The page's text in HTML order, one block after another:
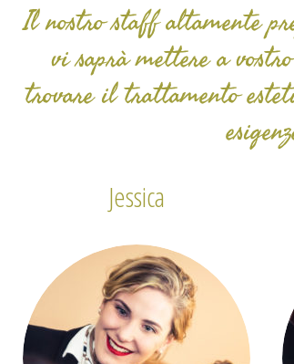
Il nostro staff altamente
vi saprà mettere a
trovare il trattamento
Jessica